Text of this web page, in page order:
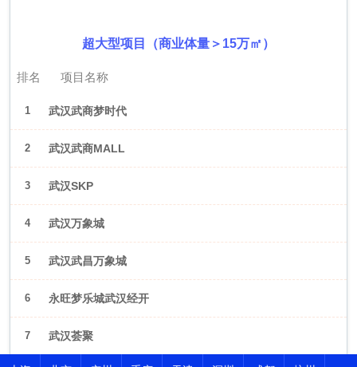
超大型项目（商业体量＞15万㎡）
排名 项目名称
1 武汉武商梦时代
2 武汉武商MALL
3 武汉SKP
4 武汉万象城
5 武汉武昌万象城
6 永旺梦乐城武汉经开
7 武汉荟聚